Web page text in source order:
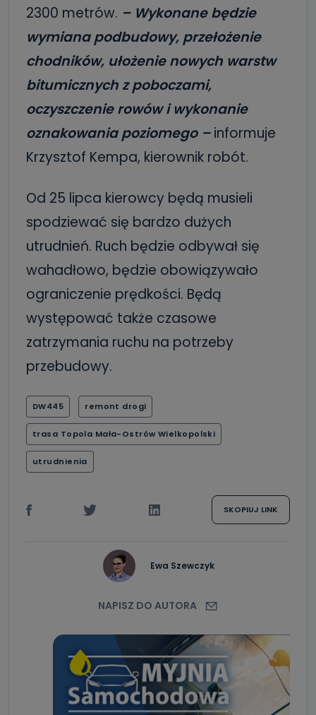
2300 metrów. – Wykonane będzie
wymiana podbudowy, przełożenie
chodników, ułożenie nowych warstw
bitumicznych z poboczami,
oczyszczenie rowów i wykonanie
oznakowania poziomego – informuje
Krzysztof Kempa, kierownik robót.
Od 25 lipca kierowcy będą musieli
spodziewać się bardzo dużych
utrudnień. Ruch będzie odbywał się
wahadłowo, będzie obowiązywało
ograniczenie prędkości. Będą
występować także czasowe
zatrzymania ruchu na potrzeby
przebudowy.
DW445 remont drogi
trasa Topola Mała-Ostrów Wielkopolski
utrudnienia
SKOPIUJ LINK
Ewa Szewczyk
NAPISZ DO AUTORA